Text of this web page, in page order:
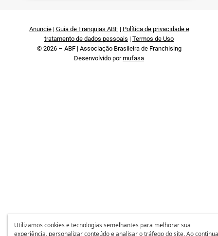
Anuncie| Guia de Franquias ABF| Política de privacidade e
tratamento de dados pessoais | Termos de Uso
© 2026 – ABF | Associação Brasileira de Franchising
Desenvolvido pormufasa
Utilizamos cookies e tecnologias semelhantes para melhorar sua
experiência, personalizar conteúdo e analisar o tráfego do site. Ao